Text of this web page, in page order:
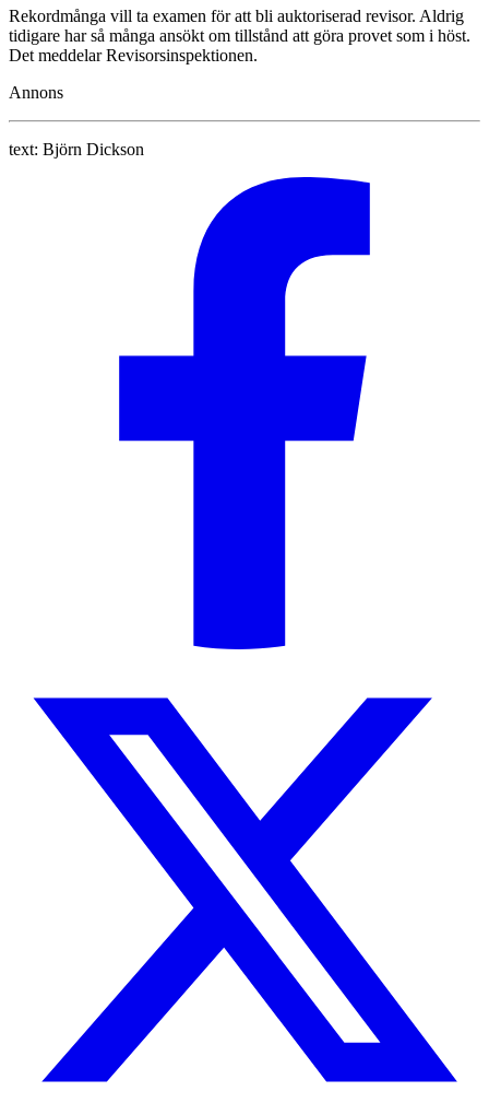
Rekordmånga vill ta examen för att bli auktoriserad revisor. Aldrig
tidigare har så många ansökt om tillstånd att göra provet som i höst.
Det meddelar Revisorsinspektionen.
Annons
text: Björn Dickson